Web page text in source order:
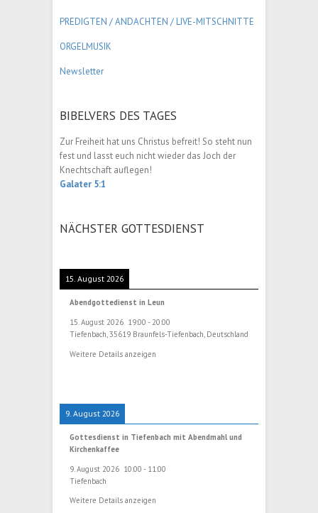
PREDIGTEN / ANDACHTEN / LIVE-MITSCHNITTE
ORGELMUSIK
Newsletter
BIBELVERS DES TAGES
Zur Freiheit hat uns Christus befreit! So steht nun
fest und lasst euch nicht wieder das Joch der
Knechtschaft auflegen!
Galater 5:1
NÄCHSTER GOTTESDIENST
15. August 2026
Abendgottedienst in Leun
15. August 2026 19:00 - 20:00
Tiefenbach, 35619 Braunfels-Tiefenbach, Deutschland
Weitere Details anzeigen
9. August 2026
Gottesdienst in Tiefenbach mit Abendmahl und
Kirchenkaffee
9. August 2026 10:00 - 11:00
Tiefenbach
Weitere Details anzeigen